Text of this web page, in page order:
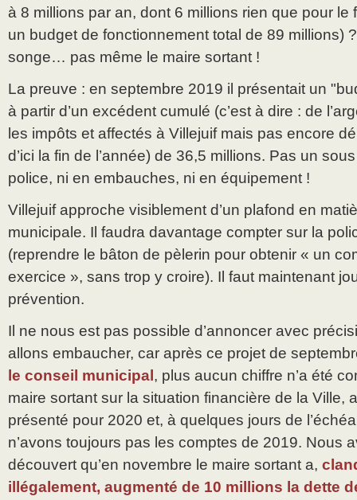
à 8 millions par an, dont 6 millions rien que pour le
un budget de fonctionnement total de 89 millions)
songe… pas même le maire sortant !
La preuve : en septembre 2019 il présentait un
à partir d’un excédent cumulé (c’est à dire : de
les impôts et affectés à Villejuif mais pas encore
d’ici la fin de l’année) de 36,5 millions. Pas un
police, ni en embauches, ni en équipement !
Villejuif approche visiblement d’un plafond en
municipale. Il faudra davantage compter sur la
(reprendre le bâton de pèlerin pour obtenir « un
exercice », sans trop y croire). Il faut maintenant
prévention.
Il ne nous est pas possible d’annoncer avec
allons embaucher, car après ce projet de
le conseil municipal , plus aucun chiffre n’a été
maire sortant sur la situation financière de la Ville,
présenté pour 2020 et, à quelques jours de
n’avons toujours pas les comptes de 2019. Nous
découvert qu’en novembre le maire sortant a,
illégalement, augmenté de 10 millions la dette